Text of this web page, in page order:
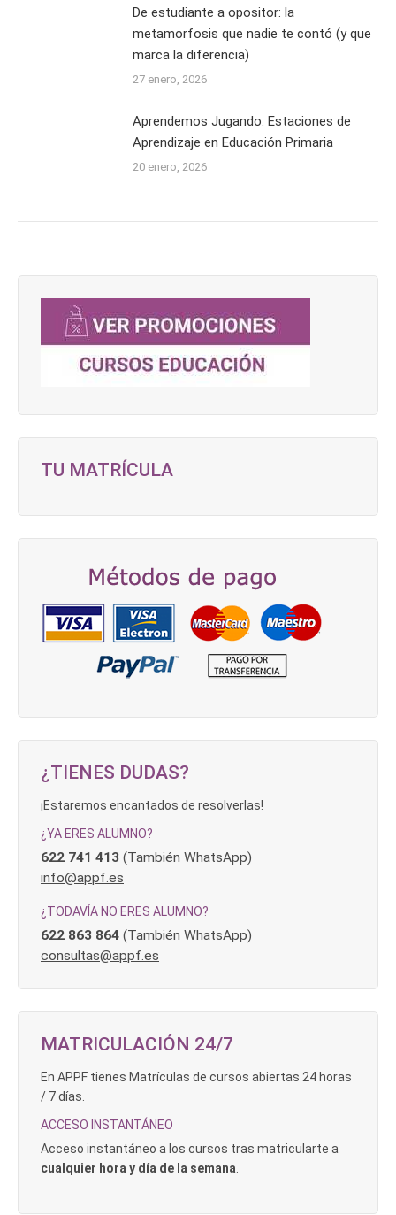
De estudiante a opositor: la
metamorfosis que nadie te contó (y que
marca la diferencia)
27 enero, 2026
Aprendemos Jugando: Estaciones de
Aprendizaje en Educación Primaria
20 enero, 2026
TU MATRÍCULA
¿TIENES DUDAS?
¡Estaremos encantados de resolverlas!
¿YA ERES ALUMNO?
622 741 413 (También WhatsApp)
info@appf.es
¿TODAVÍA NO ERES ALUMNO?
622 863 864 (También WhatsApp)
consultas@appf.es
MATRICULACIÓN 24/7
En APPF tienes Matrículas de cursos abiertas 24 horas
/ 7 días.
ACCESO INSTANTÁNEO
Acceso instantáneo a los cursos tras matricularte a
cualquier hora y día de la semana.